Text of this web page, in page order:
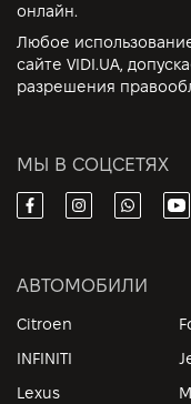
онлайн.
Любое
сайте VIDI.UA,
разрешения
МЫ В СОЦСЕТЯХ
АВТОМОБИЛИ
Citroen
INFINITI
Lexus